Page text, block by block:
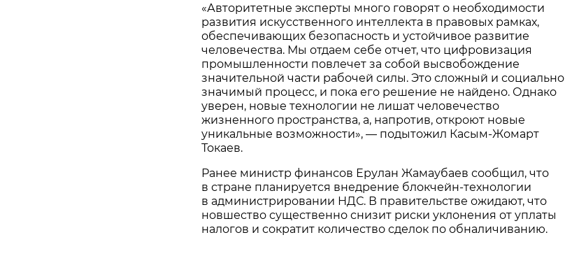
«Авторитетные эксперты много говорят о необходимости
развития искусственного интеллекта в правовых рамках,
обеспечивающих безопасность и устойчивое развитие
человечества. Мы отдаем себе отчет, что цифровизация
промышленности повлечет за собой высвобождение
значительной части рабочей силы. Это сложный и социально
значимый процесс, и пока его решение не найдено. Однако
уверен, новые технологии не лишат человечество
жизненного пространства, а, напротив, откроют новые
уникальные возможности», — подытожил Касым-Жомарт
Токаев.
Ранее министр финансов Ерулан Жамаубаев сообщил, что
в стране планируется внедрение блокчейн-технологии
в администрировании НДС. В правительстве ожидают, что
новшество существенно снизит риски уклонения от уплаты
налогов и сократит количество сделок по обналичиванию.